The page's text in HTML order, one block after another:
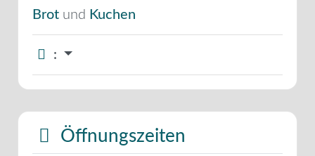
Brot und Kuchen
:
Öffnungszeiten